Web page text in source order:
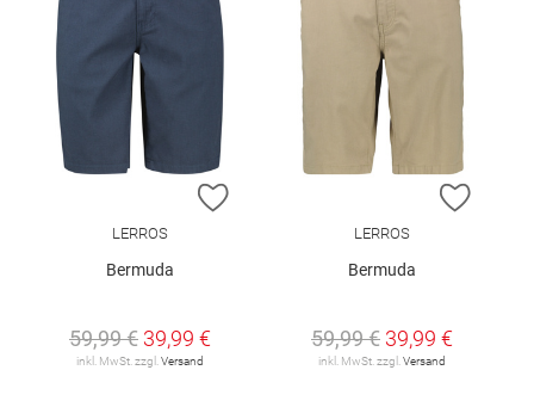
ZUR WUNSCHLISTE HINZUFÜGEN
LERROS
Bermuda
59,99 € 39,99 €
inkl. MwSt. zzgl. Versand
ZUR
LERROS
Bermuda
59,99 € 39,99 €
inkl. MwSt. zzgl. Versand